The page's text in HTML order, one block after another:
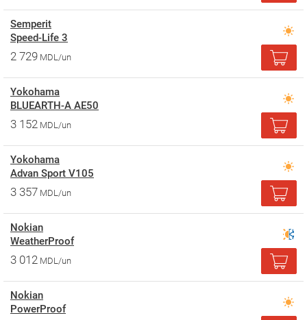
Semperit
Speed-Life 3
2 729 MDL/un
Yokohama
BLUEARTH-A AE50
3 152 MDL/un
Yokohama
Advan Sport V105
3 357 MDL/un
Nokian
WeatherProof
3 012 MDL/un
Nokian
PowerProof